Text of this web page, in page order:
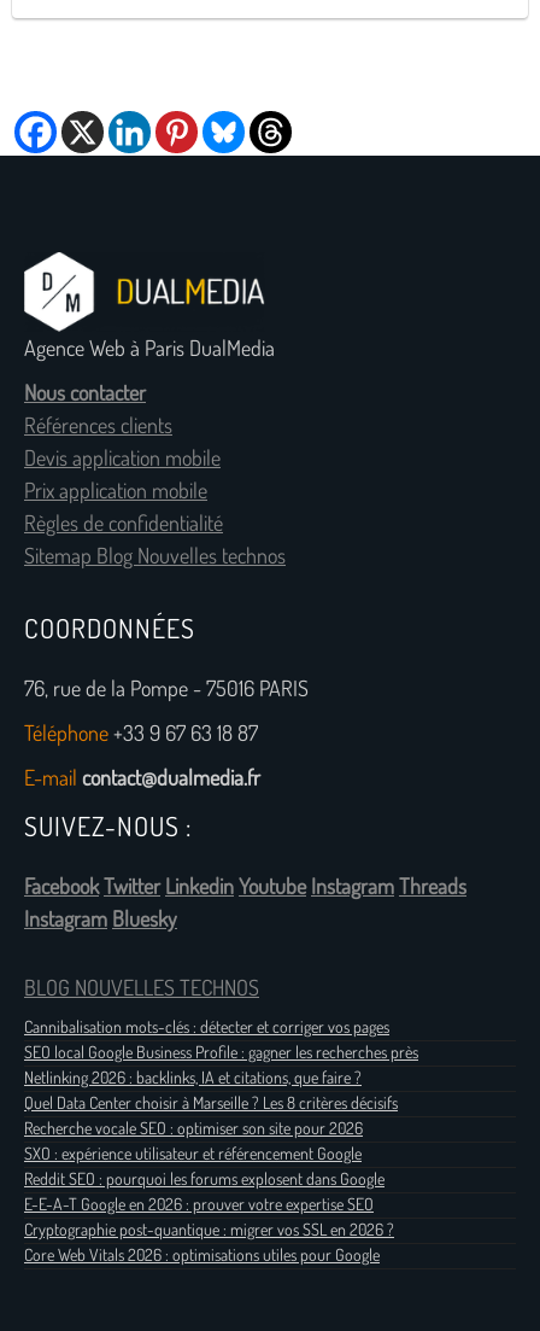
Agence Web à Paris DualMedia
Nous contacter
Références clients
Devis application mobile
Prix application mobile
Règles de confidentialité
Sitemap Blog Nouvelles technos
COORDONNÉES
76, rue de la Pompe - 75016 PARIS
Téléphone+33 9 67 63 18 87
E-mail contact@dualmedia.fr
SUIVEZ-NOUS :
FacebookTwitter LinkedinYoutube InstagramThreads
Instagram Bluesky
BLOG NOUVELLES TECHNOS
Cannibalisation mots-clés : détecter et corriger vos pages
SEO local Google Business Profile : gagner les recherches près
Netlinking 2026 : backlinks, IA et citations, que faire ?
Quel Data Center choisir à Marseille ? Les 8 critères décisifs
Recherche vocale SEO : optimiser son site pour 2026
SXO : expérience utilisateur et référencement Google
Reddit SEO : pourquoi les forums explosent dans Google
E-E-A-T Google en 2026 : prouver votre expertise SEO
Cryptographie post-quantique : migrer vos SSL en 2026 ?
Core Web Vitals 2026 : optimisations utiles pour Google